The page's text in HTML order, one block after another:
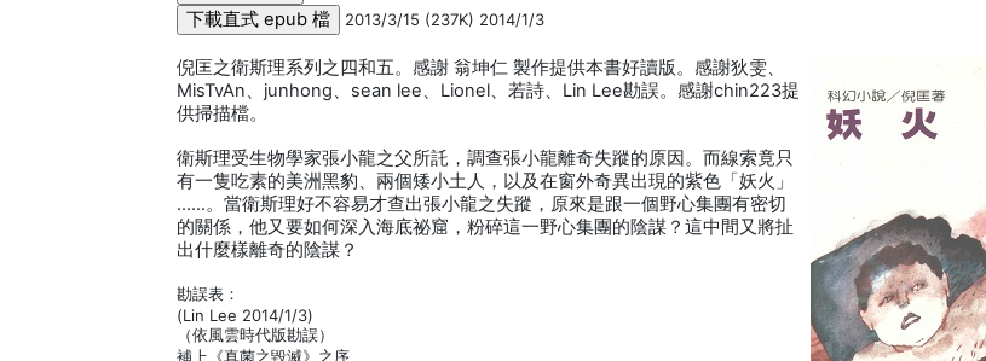
2013/3/15 (237K) 2014/1/3
倪匡之衛斯理系列之四和五。感謝 翁坤仁 製作提供本書好讀版。感謝狄雯、
MisTvAn、junhong、sean lee、Lionel、若詩、Lin Lee勘誤。感謝chin223提
供掃描檔。
衛斯理受生物學家張小龍之父所託，調查張小龍離奇失蹤的原因。而線索竟只
有一隻吃素的美洲黑豹、兩個矮小土人，以及在窗外奇異出現的紫色「妖火」
……。當衛斯理好不容易才查出張小龍之失蹤，原來是跟一個野心集團有密切
的關係，他又要如何深入海底祕窟，粉碎這一野心集團的陰謀？這中間又將扯
出什麼樣離奇的陰謀？
勘誤表：
(Lin Lee 2014/1/3)
（依風雲時代版勘誤）
補上《真菌之毀滅》之序